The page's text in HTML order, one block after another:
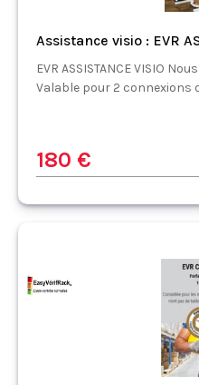
Assistance visio : EVR
EVR ASSISTANCE VISIO
Valable pour 2 connexions
180 €